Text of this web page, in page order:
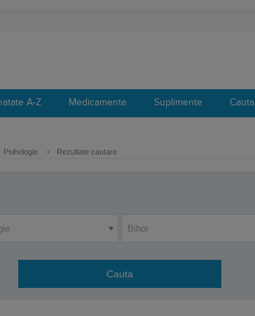
A-Z Medicamente Suplimente
Psihologie › Rezultate cautare
Bihor